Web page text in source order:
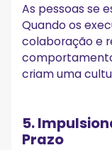
As pessoas se
Quando os
colaboração e
criam uma
5.
Prazo